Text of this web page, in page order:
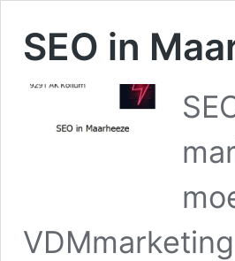
SEO in